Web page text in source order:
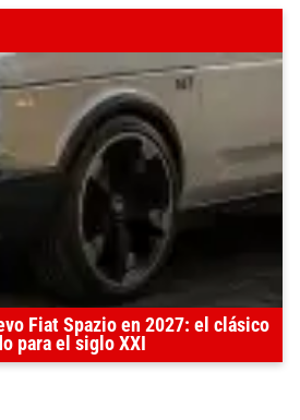
Fiat Spazio en 2027: el clásico
para el siglo XXI